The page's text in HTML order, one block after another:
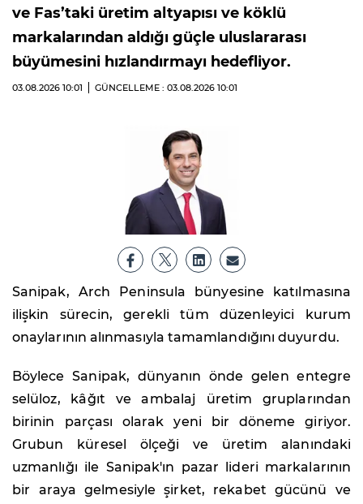
ve Fas’taki üretim altyapısı ve köklü
markalarından aldığı güçle uluslararası
büyümesini hızlandırmayı hedefliyor.
03.08.2026 10:01 GÜNCELLEME : 03.08.2026 10:01
Sanipak, Arch Peninsula bünyesine katılmasına
ilişkin sürecin, gerekli tüm düzenleyici kurum
onaylarının alınmasıyla tamamlandığını duyurdu.
Böylece Sanipak, dünyanın önde gelen entegre
selüloz, kâğıt ve ambalaj üretim gruplarından
birinin parçası olarak yeni bir döneme giriyor.
Grubun küresel ölçeği ve üretim alanındaki
uzmanlığı ile Sanipak'ın pazar lideri markalarının
bir araya gelmesiyle şirket, rekabet gücünü ve